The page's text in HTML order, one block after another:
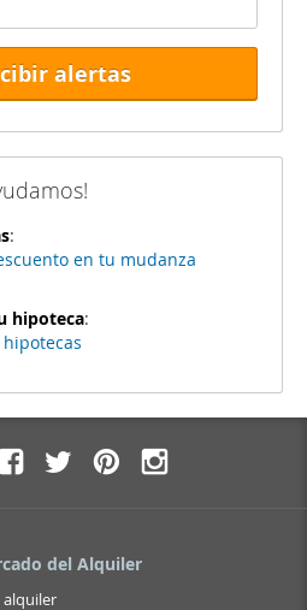
alertas
:
en tu mudanza
hipoteca:
del Alquiler
alquiler